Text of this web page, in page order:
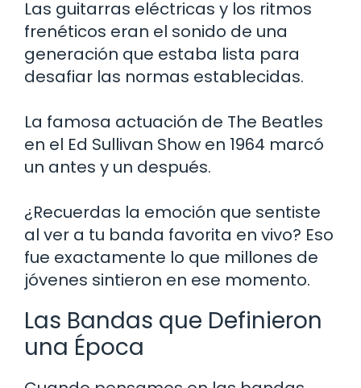
Las guitarras eléctricas y los ritmos
frenéticos eran el sonido de una
generación que estaba lista para
desafiar las normas establecidas.
La famosa actuación de The Beatles
en el Ed Sullivan Show en 1964 marcó
un antes y un después.
¿Recuerdas la emoción que sentiste
al ver a tu banda favorita en vivo? Eso
fue exactamente lo que millones de
jóvenes sintieron en ese momento.
Las Bandas que Definieron
una Época